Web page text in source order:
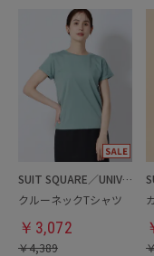
SUIT SQUARE／UNIVERSAL LANGUAGE／WHITE
クルーネックTシャツ
￥ 3,072
￥4,389